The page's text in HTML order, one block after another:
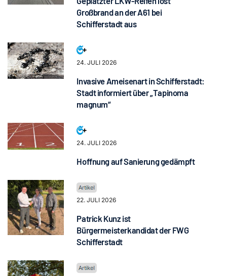
Großbrand an der A61 bei
Schifferstadt aus
24. JULI 2026
Invasive Ameisenart in Schifferstadt:
Stadt informiert über „Tapinoma
magnum“
24. JULI 2026
Hoffnung auf Sanierung gedämpft
22. JULI 2026
Patrick Kunz ist
Bürgermeisterkandidat der FWG
Schifferstadt